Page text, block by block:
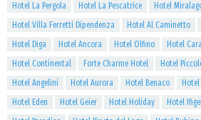
Hotel La Pergola
Hotel La Pescatrice
Hotel
Hotel Villa Ferretti Dipendenza
Hotel Al Caminetto
Hotel Diga
Hotel Ancora Hotel Olfino Hotel
Hotel Continental
Forte Charme Hotel Hotel
Hotel Angelini
Hotel Aurora Hotel Benaco
Hotel Eden
Hotel Geier Hotel Holiday Hotel